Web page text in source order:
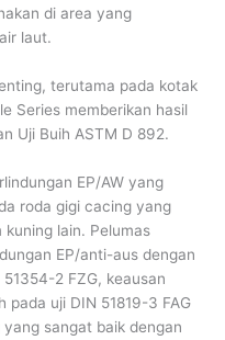
di area yang
laut.
terutama pada kotak
Series memberikan hasil
Uji Buih ASTM D 892.
EP/AW yang
roda gigi cacing yang
lain. Pelumas
EP/anti-aus dengan
2 FZG, keausan
uji DIN 51819-3 FAG
sangat baik dengan